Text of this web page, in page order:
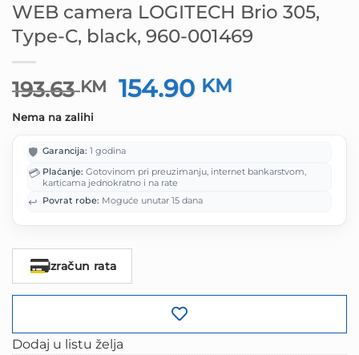
WEB camera LOGITECH Brio 305,
Type-C, black, 960-001469
193.63KM
Izvorna
cijena
je:
193.63 KM.
154.90 KM
Nema na zalihi
🛡️ Garancija: 1 godina
💳 Plaćanje: Gotovinom pri preuzimanju, internet bankarstvom,
karticama jednokratno i na rate
↩️ Povrat robe: Moguće unutar 15 dana
Izračun rata
Dodaj u listu želja